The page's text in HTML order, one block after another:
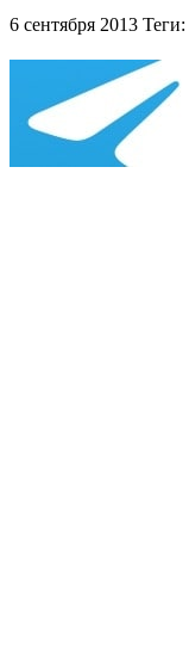
6 сентября 2013 Теги: